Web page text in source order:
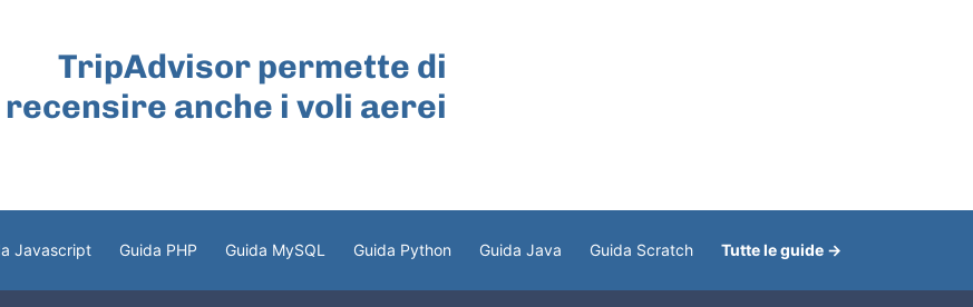
TripAdvisor permette di
recensire anche i voli aerei
Javascript Guida PHP Guida MySQL Guida Python Guida Java Guida Scratch Tutte le guide →